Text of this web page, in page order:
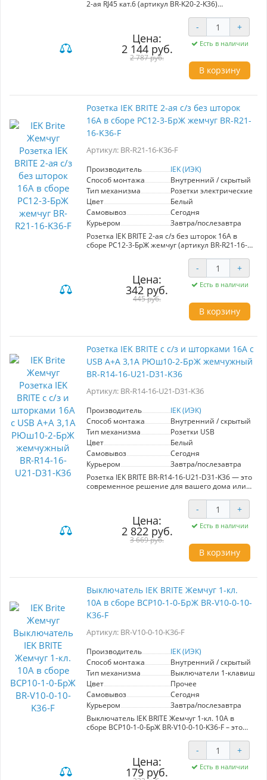
2-ая RJ45 кат.6 (артикул BR-K20-2-K36)
сетевых подключений в офисах и домашних
условиях. Модель поддерживает
высокоскоростную передачу данных,
обеспечивая стабильную работу локальных
сетей. Преимущества этой розетки включают
два порта RJ45, что позволяет подключать
несколько устройств одновременно, а также
гармонично вписывающийся в любой
интерьер. Установка проста и быстра, что
сокращает время на монтаж. Изготовлена из
качественных материалов, что гарантирует
долговечность и надежность в эксплуатации.
IEK BRITE BASE станет отличным решением
для пользователей, ценящих
функциональность и стиль.
Цена:
2 144 руб.
2 787 руб.
- +
Есть в наличии
В корзину
Розетка IEK BRITE 2-ая с/з без шторок
16А в сборе РС12-3-БрЖ жемчуг BR-R21-
16-K36-F
Артикул: BR-R21-16-K36-F
Производитель
IEK (ИЭК)
Способ монтажа
Внутренний / скрытый
Тип механизма
Розетки электрические
Цвет
Белый
Самовывоз
Сегодня
Курьером
Завтра/послезавтра
Розетка IEK BRITE 2-ая с/з без шторок 16А в
сборе РС12-3-БрЖ жемчуг (артикул BR-R21-16-
подключения электрических приборов в
домашних и офисных условиях. Изготовлена
из качественного, устойчивого к
механическим повреждениям материала, что
обеспечивает долговечность и безопасность
использования. Ключевые характеристики: -
Номинальный ток: 16А - Тип: с заземлением -
доступ к разъемам Преимущества: - Удобство в
Эстетичный внешний вид, который
гармонично впишется в любой интерьер. -
Высокая степень надежности и безопасности,
обеспечивающая защиту от короткого
замыкания и перегрузок. Эта розетка станет
идеальным решением для тех, кто ценит
качество и стиль в электрических устройствах.
Цена:
342 руб.
445 руб.
- +
Есть в наличии
В корзину
Розетка IEK BRITE с с/з и шторками 16А с
USB A+A 3,1А РЮш10-2-БрЖ жемчужный
BR-R14-16-U21-D31-K36
Артикул: BR-R14-16-U21-D31-K36
Производитель
IEK (ИЭК)
Способ монтажа
Внутренний / скрытый
Тип механизма
Розетки USB
Цвет
Белый
Самовывоз
Сегодня
Курьером
Завтра/послезавтра
Розетка IEK BRITE BR-R14-16-U21-D31-K36 — это
современное решение для вашего дома или
шторками и имеет два USB порта с общей
мощностью 3,1А, что позволяет удобно
заряжать мобильные устройства без
необходимости в дополнительных адаптерах.
Максимальная нагрузка в 16А обеспечивает
надежную работу с различными
электроприборами. Жемчужный цвет и
любой интерьер. Установка данной розетки
быстрого и безопасного подключения
электроники. Эта модель сочетает в себе
функциональность и эстетичность, что
выделяет её среди аналогов. Розетка
обеспечивает безопасность благодаря
встроенным шторкам, предотвращающим
случайные поражения электрическим током.
Выбирая IEK BRITE, вы получаете надежность и
современный подход к электрификации
вашего пространства.
Цена:
2 822 руб.
3 669 руб.
- +
Есть в наличии
В корзину
Выключатель IEK BRITE Жемчуг 1-кл.
10А в сборе ВСР10-1-0-БрЖ BR-V10-0-10-
K36-F
Артикул: BR-V10-0-10-K36-F
Производитель
IEK (ИЭК)
Способ монтажа
Внутренний / скрытый
Тип механизма
Выключатели 1-
Цвет
Прочее
Самовывоз
Сегодня
Курьером
Завтра/послезавтра
Выключатель IEK BRITE Жемчуг 1-кл. 10А в
сборе ВСР10-1-0-БрЖ BR-V10-0-10-K36-F – это
электроустановочных изделий "BRITE", данный
выключатель сочетает в себе гармоничный
дизайн и высокое качество. Сделанный из
Цена:
179 руб.
- +
Есть в наличии